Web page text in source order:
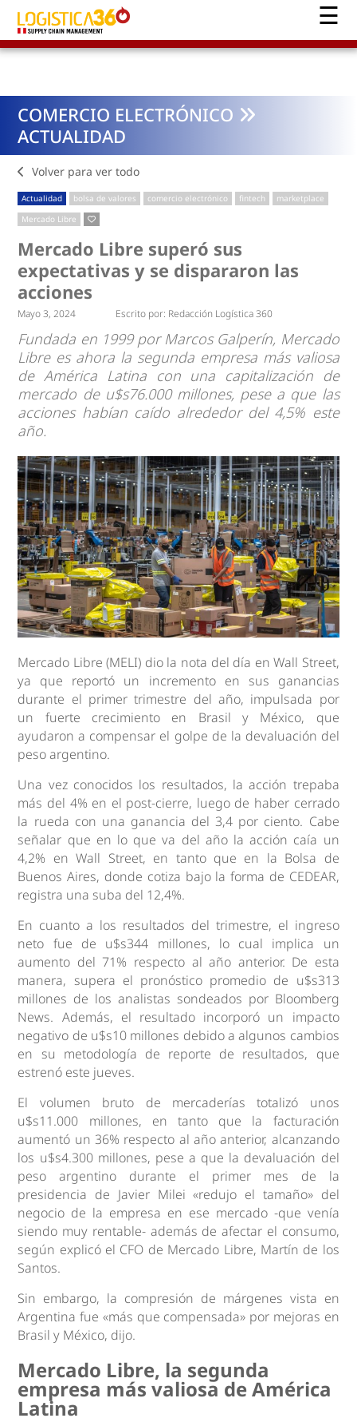
COMERCIO ELECTRÓNICO
ACTUALIDAD
Volver para ver todo
Actualidad bolsa de valores comercio electrónico fintech
marketplace
Mercado Libre
Mercado Libre superó sus
expectativas y se dispararon las
acciones
Mayo 3, 2024 Escrito por: Redacción Logística 360
Fundada en 1999 por Marcos Galperín, Mercado
Libre es ahora la segunda empresa más valiosa
de América Latina con una capitalización de
mercado de u$s76.000 millones, pese a que las
acciones habían caído alrededor del 4,5% este
año.
Mercado Libre (MELI) dio la nota del día en Wall Street,
ya que reportó un incremento en sus ganancias
durante el primer trimestre del año, impulsada por
un fuerte crecimiento en Brasil y México, que
ayudaron a compensar el golpe de la devaluación del
peso argentino.
Una vez conocidos los resultados, la acción trepaba
más del 4% en el post-cierre, luego de haber cerrado
la rueda con una ganancia del 3,4 por ciento. Cabe
señalar que en lo que va del año la acción caía un
4,2% en Wall Street, en tanto que en la Bolsa de
Buenos Aires, donde cotiza bajo la forma de CEDEAR,
registra una suba del 12,4%.
En cuanto a los resultados del trimestre, el ingreso
neto fue de u$s344 millones, lo cual implica un
aumento del 71% respecto al año anterior. De esta
manera, supera el pronóstico promedio de u$s313
millones de los analistas sondeados por Bloomberg
News. Además, el resultado incorporó un impacto
negativo de u$s10 millones debido a algunos cambios
en su metodología de reporte de resultados, que
estrenó este jueves.
El volumen bruto de mercaderías totalizó unos
u$s11.000 millones, en tanto que la facturación
aumentó un 36% respecto al año anterior, alcanzando
los u$s4.300 millones, pese a que la devaluación del
peso argentino durante el primer mes de la
presidencia de Javier Milei «redujo el tamaño» del
negocio de la empresa en ese mercado -que venía
siendo muy rentable- además de afectar el consumo,
según explicó el CFO de Mercado Libre, Martín de los
Santos.
Sin embargo, la compresión de márgenes vista en
Argentina fue «más que compensada» por mejoras en
Brasil y México, dijo.
Mercado Libre, la segunda
empresa más valiosa de América
Latina